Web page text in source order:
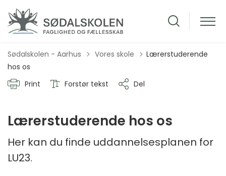
Sødalskolen - Aarhus Tilbage til
Vores skole
Lærerstuderende
hos os
Print
Forstør tekst Del
Lærerstuderende hos os
Her kan du finde uddannelsesplanen for
LU23.